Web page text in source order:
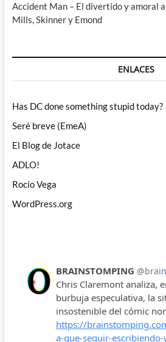
Accident Man – El divertido y amoral
Mills, Skinner y Emond
ENLACES
Has DC done something stupid today?
Seré breve (EmeA)
El Blog de Jotace
ADLO!
Rocío Vega
WordPress.org